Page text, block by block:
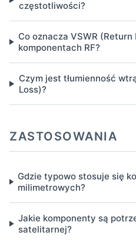
częstotliwości?
Co oznacza VSWR (Return
komponentach RF?
Czym jest tłumienność
Loss)?
ZASTOSOWANIA
Gdzie typowo stosuje się
milimetrowych?
Jakie komponenty są
satelitarnej?